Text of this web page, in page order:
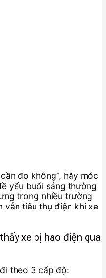
đo không”, hãy móc
yếu buổi sáng thường
trong nhiều trường
vẫn tiêu thụ điện khi xe
xe bị hao điện qua
theo 3 cấp độ: